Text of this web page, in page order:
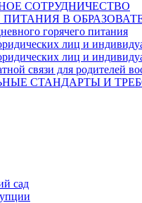
СОТРУДНИЧЕСТВО
В
горячего питания
лиц и
лиц и
связи для родителей
СТАНДАРТЫ И
сад